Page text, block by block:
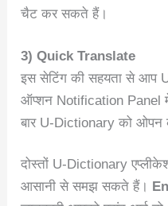
चैट कर सकते हैं।
3) Quick Translate
इस सेटिंग की सहयता से आप
ऑप्शन Notification Panel
बार U-Dictionary को ओपन
दोस्तों U-Dictionary
आसानी से समझ सकते हैं।